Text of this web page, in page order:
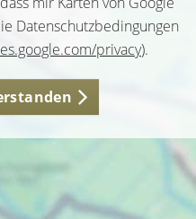
Datenschutzbedingungen
privacy).